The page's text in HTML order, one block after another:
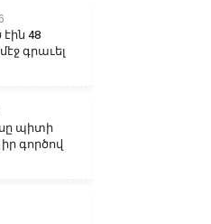
48
գրաւել
պիտի
գործով